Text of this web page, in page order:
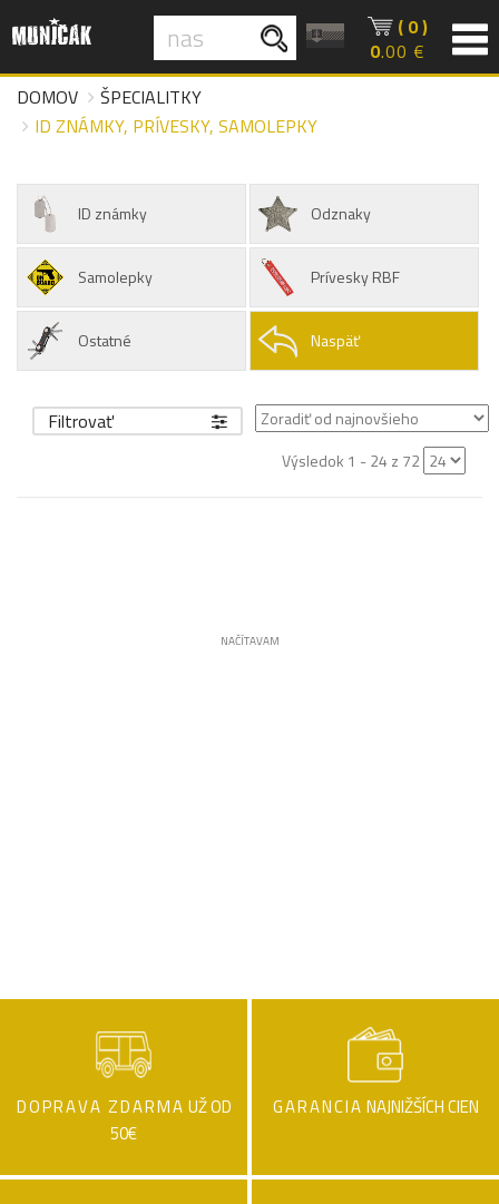
( 0 )
0.00 €
DOMOV
ŠPECIALITKY
ID ZNÁMKY, PRÍVESKY, SAMOLEPKY
ID známky Odznaky
Samolepky Prívesky RBF
Ostatné Naspäť
Filtrovať
Výsledok 1 - 24 z 72
NAČÍTAVAM
DOPRAVA ZDARMA UŽ OD
50€
GARANCIA NAJNIŽŠÍCH CIEN